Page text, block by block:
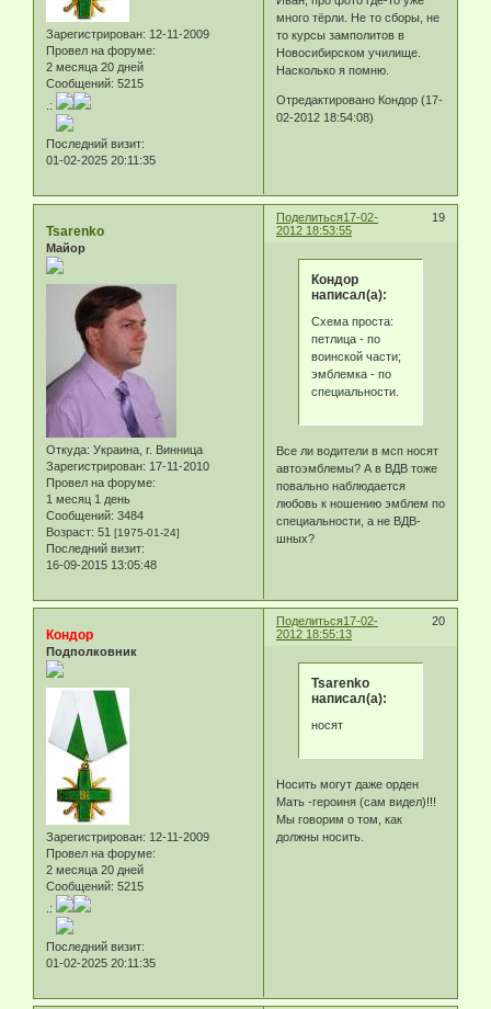
Зарегистрирован: 12-11-2009
Провел на форуме:
2 месяца 20 дней
Сообщений: 5215
.:
Последний визит:
01-02-2025 20:11:35
много тёрли. Не то сборы, не
то курсы замполитов в
Новосибирском училище.
Насколько я помню.
Отредактировано Кондор (17-
02-2012 18:54:08)
Поделиться 19
17-02-
2012 18:53:55
Tsarenko
Майор
Откуда: Украина, г. Винница
Зарегистрирован: 17-11-2010
Провел на форуме:
1 месяц 1 день
Сообщений: 3484
Возраст: 51 [1975-01-24]
Последний визит:
16-09-2015 13:05:48
Кондор
написал(а):
Схема проста:
петлица - по
воинской части;
эмблемка - по
специальности.
Все ли водители в мсп носят
автоэмблемы? А в ВДВ тоже
повально наблюдается
любовь к ношению эмблем по
специальности, а не ВДВ-
шных?
Поделиться 20
17-02-
2012 18:55:13
Кондор
Подполковник
Зарегистрирован: 12-11-2009
Провел на форуме:
2 месяца 20 дней
Сообщений: 5215
.:
Последний визит:
01-02-2025 20:11:35
Tsarenko
написал(а):
носят
Носить могут даже орден
Мать -героиня (сам видел)!!!
Мы говорим о том, как
должны носить.